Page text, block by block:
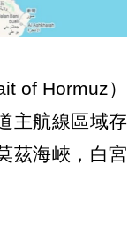
of Hormuz）
主航線區域存
茲海峽，白宮